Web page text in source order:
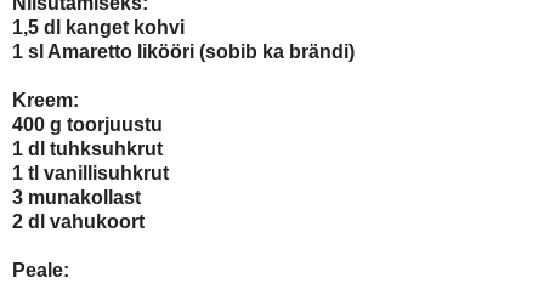
1,5 dl kanget kohvi
1 sl Amaretto likööri (sobib ka brändi)
Kreem:
400 g toorjuustu
1 dl tuhksuhkrut
1 tl vanillisuhkrut
3 munakollast
2 dl vahukoort
Peale: